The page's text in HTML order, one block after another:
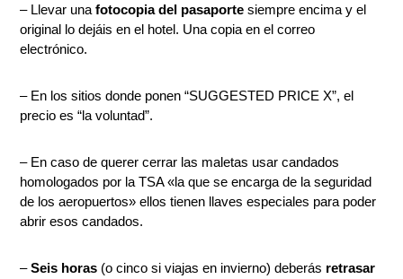
– Llevar unafotocopia del pasaporte siempre encima y el
original lo dejáis en el hotel. Una copia en el correo
electrónico.
– En los sitios donde ponen “SUGGESTED PRICE X”, el
precio es “la voluntad”.
– En caso de querer cerrar las maletas usar candados
homologados por la TSA «la que se encarga de la seguridad
de los aeropuertos» ellos tienen llaves especiales para poder
abrir esos candados.
–Seis horas (o cinco si viajas en invierno) deberás retrasar